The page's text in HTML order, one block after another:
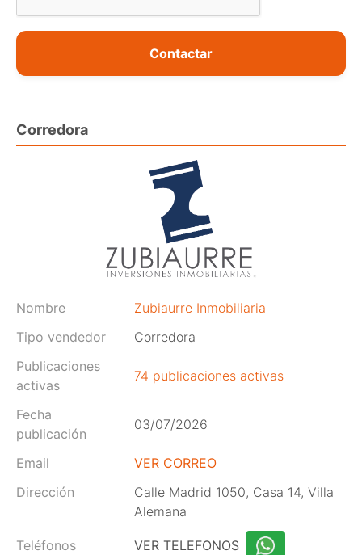
Contactar
Corredora
Nombre
Zubiaurre Inmobiliaria
Tipo vendedor
Corredora
Publicaciones
activas
74 publicaciones activas
Fecha
publicación
03/07/2026
Email
VER CORREO
Dirección
Calle Madrid 1050, Casa 14, Villa
Alemana
Teléfonos VER TELEFONOS